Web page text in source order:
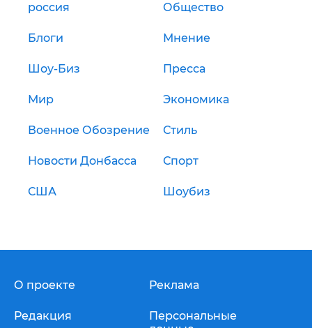
россия Общество
Блоги Мнение
Шоу-Биз Пресса
Мир Экономика
Военное Обозрение Стиль
Новости Донбасса Спорт
США Шоубиз
О проекте
Редакция
Реклама
Персональные